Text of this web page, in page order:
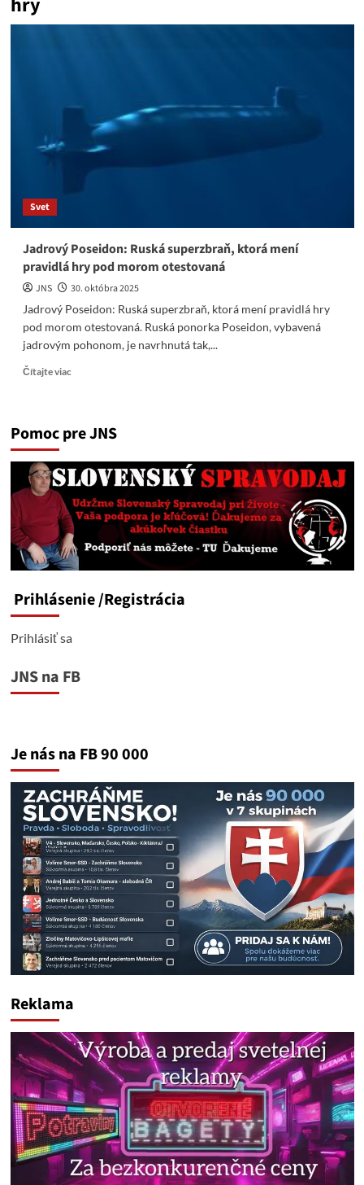
Svet
Jadrový Poseidon: Ruská superzbraň, ktorá mení
pravidlá hry pod morom otestovaná
JNS
30. októbra 2025
Jadrový Poseidon: Ruská superzbraň, ktorá mení pravidlá hry
pod morom otestovaná. Ruská ponorka Poseidon, vybavená
jadrovým pohonom, je navrhnutá tak,...
Čítajte viacRead
Poseidon:
superzbraň,
ktorá
pravidlá
hry
pod
morom
otestovaná
Pomoc pre JNS
Prihlásenie/Registrácia
Prihlásiť sa
JNS na FB
Je nás na FB 90 000
Reklama